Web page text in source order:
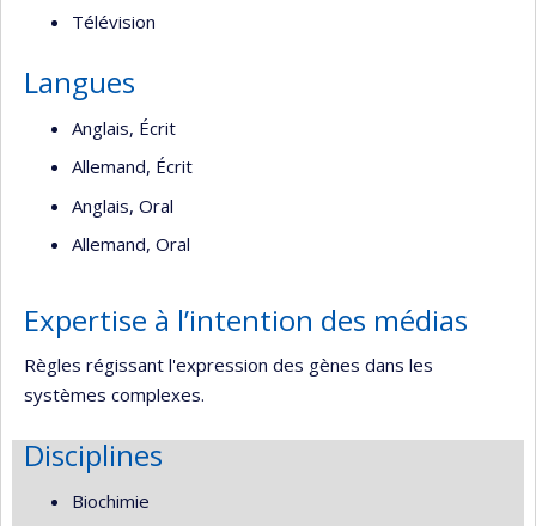
Télévision
Langues
Anglais, Écrit
Allemand, Écrit
Anglais, Oral
Allemand, Oral
Expertise à l’intention des médias
Règles régissant l'expression des gènes dans les
systèmes complexes.
Disciplines
Biochimie